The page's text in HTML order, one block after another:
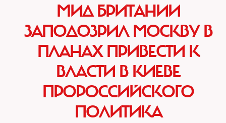
МИД БРИТАНИИ
ЗАПОДОЗРИЛ МОСКВУ В
ПЛАНАХ ПРИВЕСТИ К
ВЛАСТИ В КИЕВЕ
ПРОРОССИЙСКОГО
ПОЛИТИКА